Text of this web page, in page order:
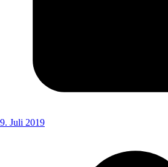
9. Juli 2019